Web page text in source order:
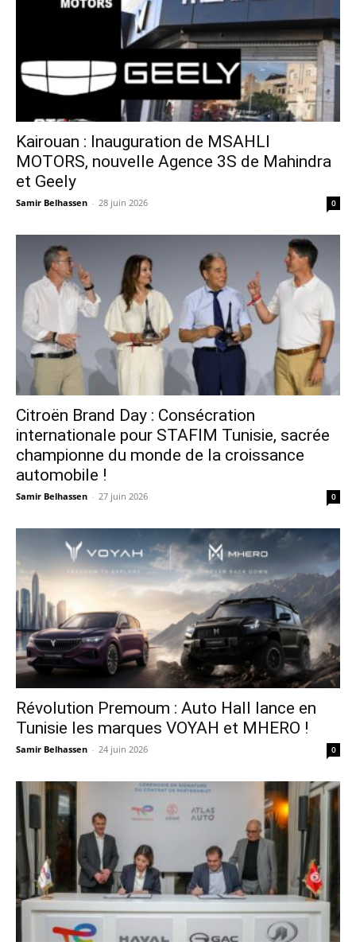
Kairouan : Inauguration de MSAHLI
MOTORS, nouvelle Agence 3S de Mahindra
et Geely
Samir Belhassen - 28 juin 2026 0
Citroën Brand Day : Consécration
internationale pour STAFIM Tunisie, sacrée
championne du monde de la croissance
automobile !
Samir Belhassen - 27 juin 2026 0
Révolution Premoum : Auto Hall lance en
Tunisie les marques VOYAH et MHERO !
Samir Belhassen - 24 juin 2026 0